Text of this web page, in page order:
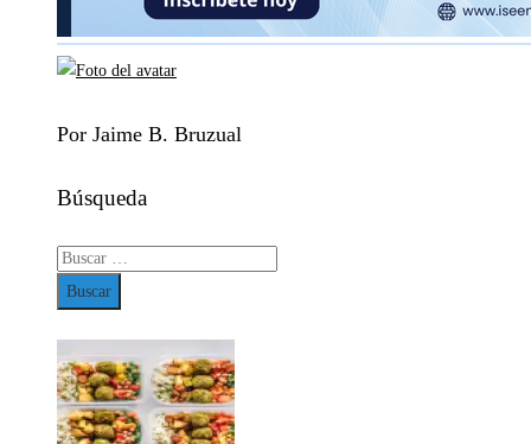
Por Jaime B. Bruzual
Búsqueda
Buscar: